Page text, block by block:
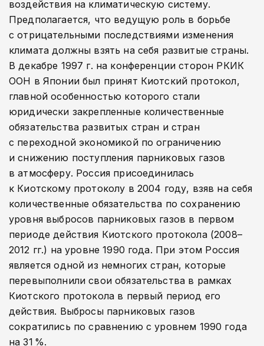
воздействия на климатическую систему.
Предполагается, что ведущую роль в борьбе
с отрицательными последствиями изменения
климата должны взять на себя развитые страны.
В декабре 1997 г. на конференции сторон РКИК
ООН в Японии был принят Киотский протокол,
главной особенностью которого стали
юридически закрепленные количественные
обязательства развитых стран и стран
с переходной экономикой по ограничению
и снижению поступления парниковых газов
в атмосферу. Россия присоединилась
к Киотскому протоколу в 2004 году, взяв на себя
количественные обязательства по сохранению
уровня выбросов парниковых газов в первом
периоде действия Киотского протокола (2008–
2012 гг.) на уровне 1990 года. При этом Россия
является одной из немногих стран, которые
перевыполнили свои обязательства в рамках
Киотского протокола в первый период его
действия. Выбросы парниковых газов
сократились по сравнению с уровнем 1990 года
на 31 %.